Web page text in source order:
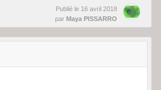
Publié le 16 avril 2018
par Maya PISSARRO